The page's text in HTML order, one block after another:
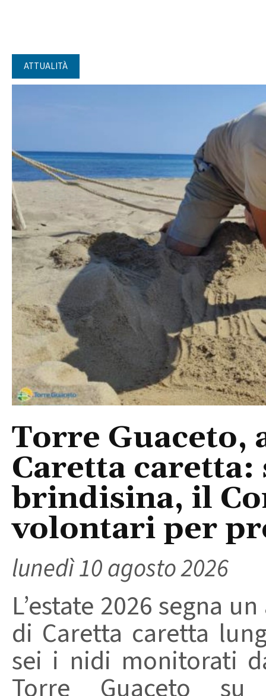
ATTUALITÀ
Torre Guaceto,
Caretta caretta:
brindisina, il
volontari per
lunedì 10 agosto 2026
L’estate 2026 segna
di Caretta caretta
sei i nidi monitorati